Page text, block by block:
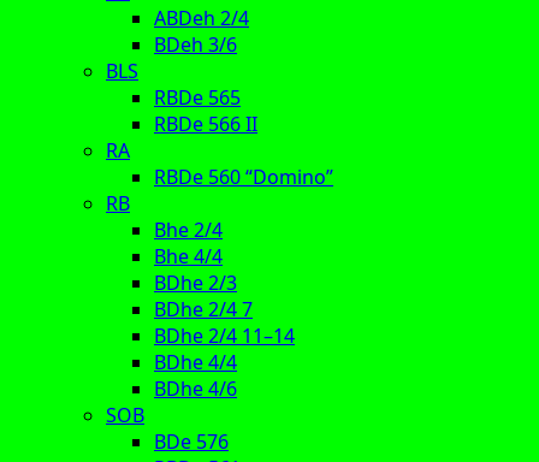
ABDeh 2/4
BDeh 3/6
BLS
RBDe 565
RBDe 566 II
RA
RBDe 560 “Domino”
RB
Bhe 2/4
Bhe 4/4
BDhe 2/3
BDhe 2/4 7
BDhe 2/4 11–14
BDhe 4/4
BDhe 4/6
SOB
BDe 576